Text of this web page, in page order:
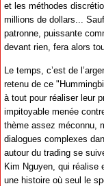
et les méthodes
millions de dollars...
patronne, puissante
devant rien, fera alors
Le temps, c’est de
retenu de ce
à tout pour réaliser leur
impitoyable menée
thème assez méconnu,
dialogues complexes
autour du trading se
Kim Nguyen, qui réalise
une histoire où seul le